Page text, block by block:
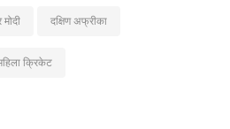
दक्षिण अफ्रीका
क्रिकेट